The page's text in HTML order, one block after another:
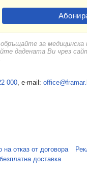
за медицинска
дадената Ви чрез
000, e-mail:
на отказ от договора
доставка